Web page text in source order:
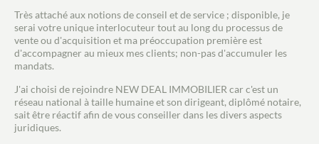
Très attaché aux notions de conseil et de service ; disponible, je
serai votre unique interlocuteur tout au long du processus de
vente ou d'acquisition et ma préoccupation première est
d'accompagner au mieux mes clients; non-pas d'accumuler les
mandats.
J'ai choisi de rejoindre NEW DEAL IMMOBILIER car c'est un
réseau national à taille humaine et son dirigeant, diplômé notaire,
sait être réactif afin de vous conseiller dans les divers aspects
juridiques.